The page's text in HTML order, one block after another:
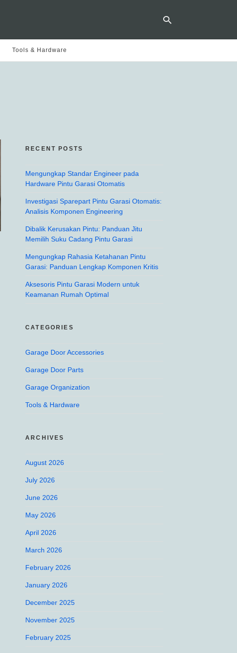
Tools & Hardware
RECENT POSTS
Mengungkap Standar Engineer pada
Hardware Pintu Garasi Otomatis
Investigasi Sparepart Pintu Garasi Otomatis:
Analisis Komponen Engineering
Dibalik Kerusakan Pintu: Panduan Jitu
Memilih Suku Cadang Pintu Garasi
Mengungkap Rahasia Ketahanan Pintu
Garasi: Panduan Lengkap Komponen Kritis
Aksesoris Pintu Garasi Modern untuk
Keamanan Rumah Optimal
CATEGORIES
Garage Door Accessories
Garage Door Parts
Garage Organization
Tools & Hardware
ARCHIVES
August 2026
July 2026
June 2026
May 2026
April 2026
March 2026
February 2026
January 2026
December 2025
November 2025
February 2025